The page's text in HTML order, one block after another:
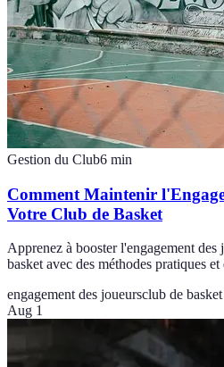
Gestion du Club6 min
Comment Maintenir
Votre Club de Basket
Apprenez à booster l'engagement des
basket avec des méthodes pratiques
engagement des joueursclub de basket
Aug 1